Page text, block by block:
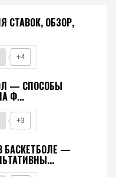
СТАВОК, ОБЗОР,
+4
— СПОСОБЫ
Ф...
+3
БАСКЕТБОЛЕ —